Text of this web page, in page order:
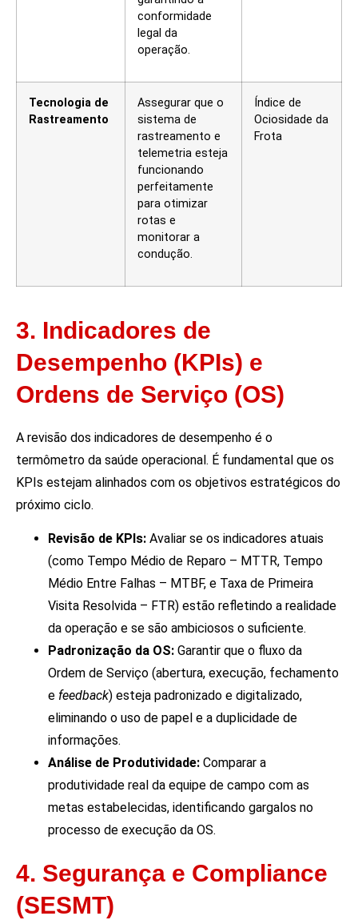
conformidade
legal da
operação.
Tecnologia de
Rastreamento
Assegurar que o
sistema de
rastreamento e
telemetria esteja
funcionando
perfeitamente
para otimizar
rotas e
monitorar a
condução.
Índice de
Ociosidade da
Frota
3. Indicadores de
Desempenho (KPIs) e
Ordens de Serviço (OS)
A revisão dos indicadores de desempenho é o
termômetro da saúde operacional. É fundamental que os
KPIs estejam alinhados com os objetivos estratégicos do
próximo ciclo.
Revisão de KPIs: Avaliar se os indicadores atuais
(como Tempo Médio de Reparo – MTTR, Tempo
Médio Entre Falhas – MTBF, e Taxa de Primeira
Visita Resolvida – FTR) estão refletindo a realidade
da operação e se são ambiciosos o suficiente.
Padronização da OS: Garantir que o fluxo da
Ordem de Serviço (abertura, execução, fechamento
e feedback) esteja padronizado e digitalizado,
eliminando o uso de papel e a duplicidade de
informações.
Análise de Produtividade: Comparar a
produtividade real da equipe de campo com as
metas estabelecidas, identificando gargalos no
processo de execução da OS.
4. Segurança e Compliance
(SESMT)